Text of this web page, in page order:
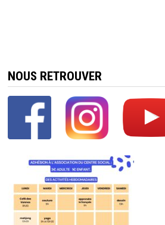
NOUS RETROUVER